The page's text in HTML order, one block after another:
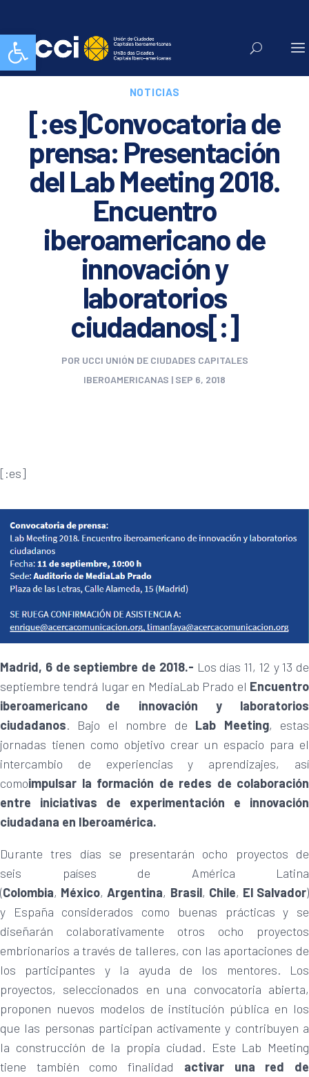
Abrir barra de herramientas
NOTICIAS
[:es]Convocatoria de
prensa: Presentación
del Lab Meeting 2018.
Encuentro
iberoamericano de
innovación y
laboratorios
ciudadanos[:]
POR UCCI UNIÓN DE CIUDADES CAPITALES
IBEROAMERICANAS | SEP 6, 2018
[:es]
Madrid, 6 de septiembre de 2018.- Los días 11, 12 y 13 de
septiembre tendrá lugar en MediaLab Prado el Encuentro
iberoamericano de innovación y laboratorios
ciudadanos. Bajo el nombre de Lab Meeting, estas
jornadas tienen como objetivo crear un espacio para el
intercambio de experiencias y aprendizajes, así
comoimpulsar la formación de redes de colaboración
entre iniciativas de experimentación e innovación
ciudadana en Iberoamérica.
Durante tres días se presentarán ocho proyectos de
seis países de América Latina
(Colombia, México, Argentina, Brasil, Chile, El Salvador)
y España considerados como buenas prácticas y se
diseñarán colaborativamente otros ocho proyectos
embrionarios a través de talleres, con las aportaciones de
los participantes y la ayuda de los mentores. Los
proyectos, seleccionados en una convocatoria abierta,
proponen nuevos modelos de institución pública en los
que las personas participan activamente y contribuyen a
la construcción de la propia ciudad. Este Lab Meeting
tiene también como finalidad activar una red de